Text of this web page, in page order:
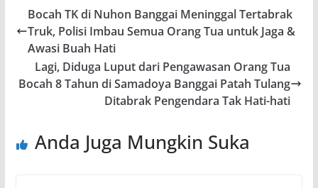
Bocah TK di Nuhon Banggai Meninggal Tertabrak
Truk, Polisi Imbau Semua Orang Tua untuk Jaga &
Awasi Buah Hati
Lagi, Diduga Luput dari Pengawasan Orang Tua
Bocah 8 Tahun di Samadoya Banggai Patah Tulang
Ditabrak Pengendara Tak Hati-hati
Anda Juga Mungkin Suka